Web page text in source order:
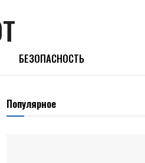
БЕЗОПАСНОСТЬ
Популярное